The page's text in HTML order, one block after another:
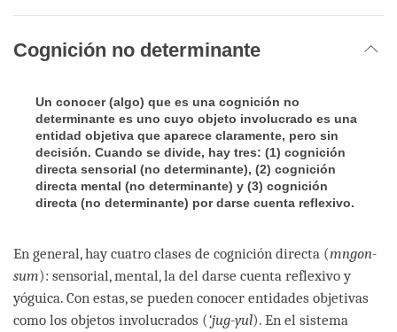
Cognición no determinante
Un conocer (algo) que es una cognición no
determinante es uno cuyo objeto involucrado es una
entidad objetiva que aparece claramente, pero sin
decisión. Cuando se divide, hay tres: (1) cognición
directa sensorial (no determinante), (2) cognición
directa mental (no determinante) y (3) cognición
directa (no determinante) por darse cuenta reflexivo.
En general, hay cuatro clases de cognición directa (mngon-
sum): sensorial, mental, la del darse cuenta reflexivo y
yóguica. Con estas, se pueden conocer entidades objetivas
como los objetos involucrados (‘jug-yul). En el sistema